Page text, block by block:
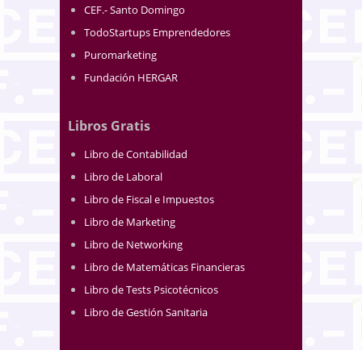
CEF.- Santo Domingo
TodoStartups Emprendedores
Puromarketing
Fundación HERGAR
Libros Gratis
Libro de Contabilidad
Libro de Laboral
Libro de Fiscal e Impuestos
Libro de Marketing
Libro de Networking
Libro de Matemáticas Financieras
Libro de Tests Psicotécnicos
Libro de Gestión Sanitaria